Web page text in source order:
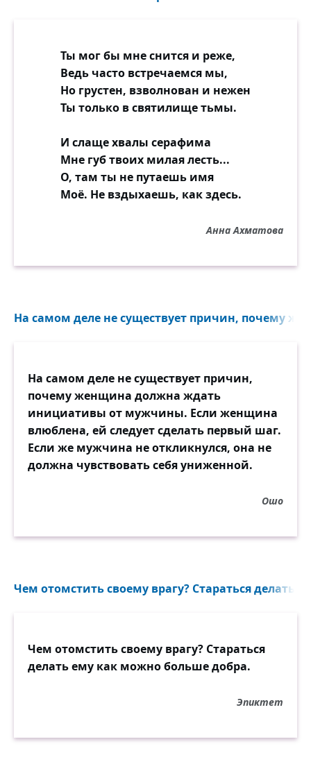
Ты мог бы мне снится и реже,
Ведь часто встречаемся мы,
Но грустен, взволнован и нежен
Ты только в святилище тьмы.
И слаще хвалы серафима
Мне губ твоих милая лесть...
О, там ты не путаешь имя
Моё. Не вздыхаешь, как здесь.
Анна Ахматова
На самом деле не существует причин, почему
На самом деле не существует причин,
почему женщина должна ждать
инициативы от мужчины. Если женщина
влюблена, ей следует сделать первый шаг.
Если же мужчина не откликнулся, она не
должна чувствовать себя униженной.
Ошо
Чем отомстить своему врагу? Стараться делать
Чем отомстить своему врагу? Стараться
делать ему как можно больше добра.
Эпиктет